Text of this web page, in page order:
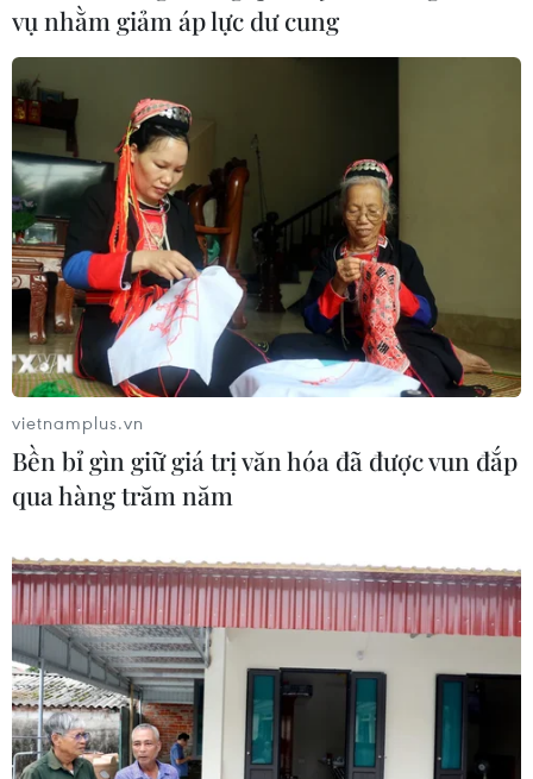
13/09/2021 07:32
Cùng với học trực tuyến, ngành Giáo dục và Đào tạo
của tỉnh kết hợp đa dạng các phương án phù hợp như
xây dựng clip gửi cho phụ huynh, gửi bài giảng bằng
bản giấy, qua điện thoại di động.
TP.HCM: Thị trường điện máy, điện tử
nhộn nhịp trong mùa học online
13/09/2021 08:26
Tại Thành phố Hồ Chí Minh, nhóm ngành hàng điện
máy-điện tử nhận được nhiều đơn đặt hàng hơn và kéo
vụ nhằm giảm áp lực dư cung
vietnamplus.vn
Bền bỉ gìn giữ giá trị văn hóa đã được vun đắp
qua hàng trăm năm